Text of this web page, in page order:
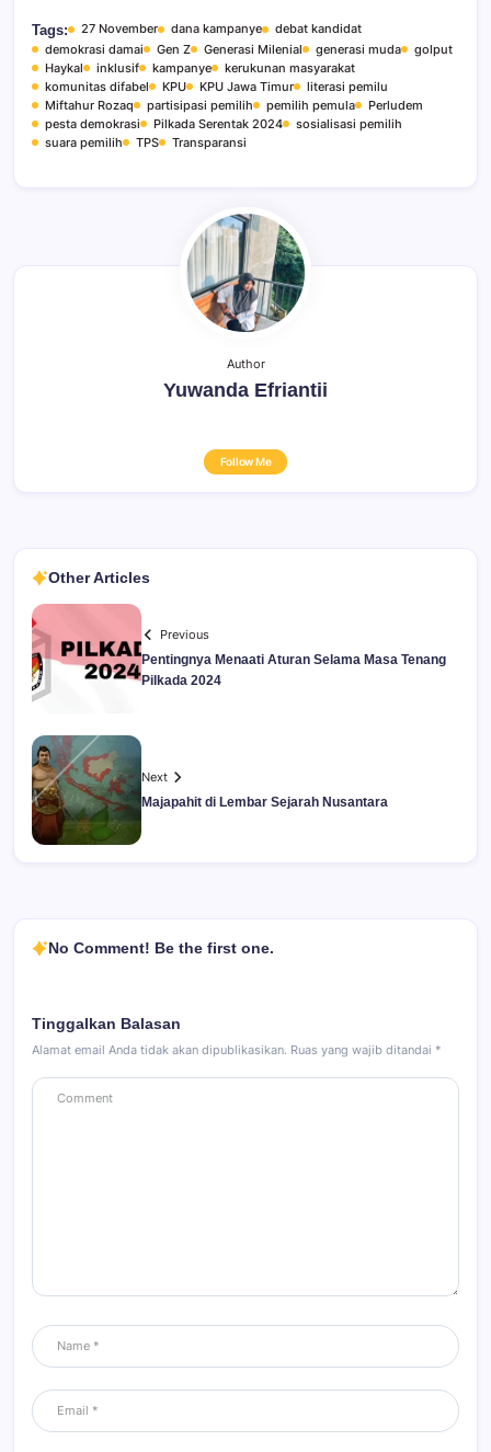
Tags: 27 November dana kampanye
debat kandidat
demokrasi damai
Gen Z Generasi Milenial generasi muda
golput
Haykal
inklusif kampanye
kerukunan masyarakat
komunitas difabel
KPU KPU Jawa Timur
literasi pemilu
Miftahur Rozaq
partisipasi pemilih pemilih pemula
Perludem
pesta demokrasi
Pilkada Serentak 2024
sosialisasi pemilih
suara pemilih
TPS Transparansi
Author
Yuwanda Efriantii
Follow Me
Other Articles
Previous
Pentingnya Menaati Aturan Selama Masa Tenang
Pilkada 2024
Next
Majapahit di Lembar Sejarah Nusantara
No Comment! Be the first one.
Tinggalkan Balasan
Alamat email Anda tidak akan dipublikasikan. Ruas yang wajib ditandai *